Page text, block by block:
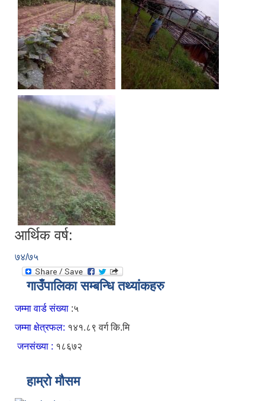
आर्थिक वर्ष:
७४/७५
गाउँपालिका सम्बन्धि तथ्यांकहरु
जम्मा वार्ड संख्या :५
जम्मा क्षेत्रफल: १४१.८९ वर्ग कि.मि
जनसंख्या : १८६७२
हाम्रो मौसम